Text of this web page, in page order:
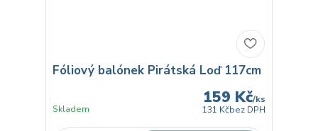
Fóliový balónek Pirátská Loď 117cm
159 Kč/ks
131 Kčbez DPH
Skladem